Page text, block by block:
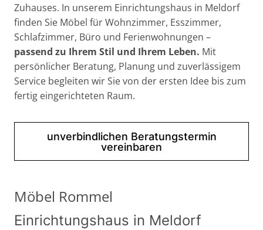
Zuhauses. In unserem Einrichtungshaus in Meldorf
finden Sie Möbel für Wohnzimmer, Esszimmer,
Schlafzimmer, Büro und Ferienwohnungen –
passend zu Ihrem Stil und Ihrem Leben. Mit
persönlicher Beratung, Planung und zuverlässigem
Service begleiten wir Sie von der ersten Idee bis zum
fertig eingerichteten Raum.
unverbindlichen Beratungstermin
vereinbaren
Möbel Rommel
Einrichtungshaus in Meldorf